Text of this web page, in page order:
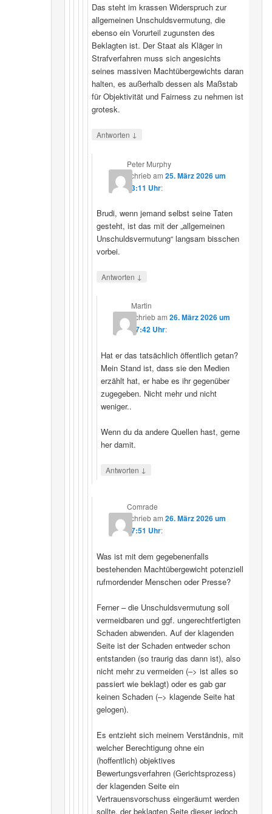
Das steht im krassen Widerspruch zur
allgemeinen Unschuldsvermutung, die
ebenso ein Vorurteil zugunsten des
Beklagten ist. Der Staat als Kläger in
Strafverfahren muss sich angesichts
seines massiven Machtübergewichts daran
halten, es außerhalb dessen als Maßstab
für Objektivität und Fairness zu nehmen ist
grotesk.
Antworten ↓
Peter Murphy
schriebam 25. März 2026 um
23:11 Uhr:
Brudi, wenn jemand selbst seine Taten
gesteht, ist das mit der „allgemeinen
Unschuldsvermutung“ langsam bisschen
vorbei.
Antworten ↓
Martin
schriebam26. März 2026 um
07:42 Uhr:
Hat er das tatsächlich öffentlich getan?
Mein Stand ist, dass sie den Medien
erzählt hat, er habe es ihr gegenüber
zugegeben. Nicht mehr und nicht
weniger..
Wenn du da andere Quellen hast, gerne
her damit.
Antworten ↓
Comrade
schriebam 26. März 2026 um
17:51 Uhr:
Was ist mit dem gegebenenfalls
bestehenden Machtübergewicht potenziell
rufmordender Menschen oder Presse?
Ferner – die Unschuldsvermutung soll
vermeidbaren und ggf. ungerechtfertigten
Schaden abwenden. Auf der klagenden
Seite ist der Schaden entweder schon
entstanden (so traurig das dann ist), also
nicht mehr zu vermeiden (–> ist alles so
passiert wie beklagt) oder es gab gar
keinen Schaden (–> klagende Seite hat
gelogen).
Es entzieht sich meinem Verständnis, mit
welcher Berechtigung ohne ein
(hoffentlich) objektives
Bewertungsverfahren (Gerichtsprozess)
der klagenden Seite ein
Vertrauensvorschuss eingeräumt werden
sollte, der beklagten Seite dieser jedoch